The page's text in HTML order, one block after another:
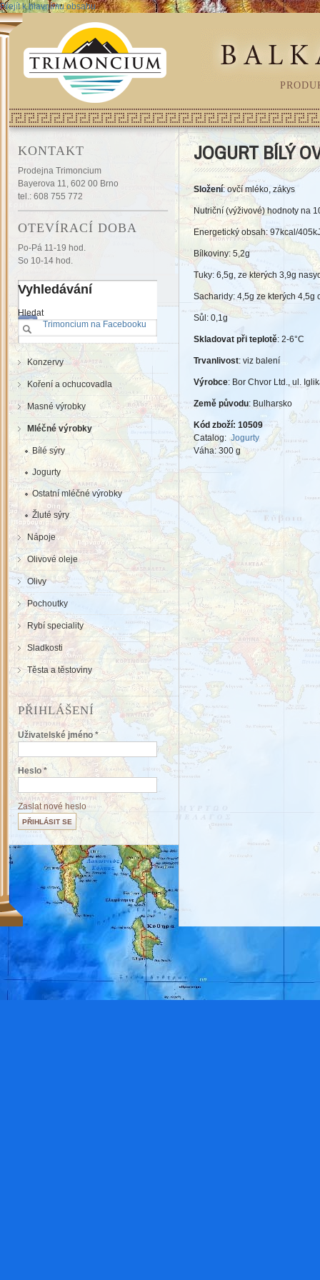
Přejít k hlavnímu obsahu
JOGURT BÍLÝ
Složení: ovčímléko, zákys
Nutriční (výživové) hodnoty na
Energetický obsah: 97kcal/
Bílkoviny: 5,2g
Tuky: 6,5g, ze kterých 3,9g
Sacharidy: 4,5g ze kterých 4,5g
Sůl: 0,1g
Skladovat při teplotě: 2-6°C
Trvanlivost: viz balení
Výrobce: Bor Chvor Ltd., ul.
Země původu: Bulharsko
Kód zboží: 10509
Catalog: Jogurty
Váha: 300 g
KONTAKT
Prodejna Trimoncium
Bayerova 11, 602 00 Brno
tel.: 608 755 772
OTEVÍRACÍ DOBA
Po-Pá 11-19 hod.
So 10-14 hod.
Vyhledávání
Hledat
Trimoncium na Facebooku
Konzervy
Koření a ochucovadla
Masné výrobky
Mléčné výrobky
Bílé sýry
Jogurty
Ostatní mléčné výrobky
Žluté sýry
Nápoje
Olivové oleje
Olivy
Pochoutky
Rybí speciality
Sladkosti
Těsta a těstoviny
PŘIHLÁŠENÍ
Uživatelské jméno*
Heslo *
Zaslat nové heslo